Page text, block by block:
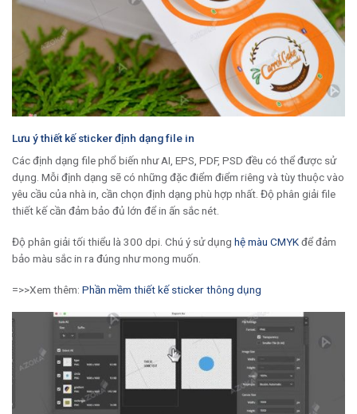
Lưu ý thiết kế sticker định dạng file in
Các định dạng file phổ biến như AI, EPS, PDF, PSD đều có thể được sử
dụng. Mỗi định dạng sẽ có những đặc điểm điểm riêng và tùy thuộc vào
yêu cầu của nhà in, cần chọn định dạng phù hợp nhất. Độ phân giải file
thiết kế cần đảm bảo đủ lớn để in ấn sắc nét.
Độ phân giải tối thiểu là 300 dpi. Chú ý sử dụng hệ màu CMYKđể đảm
bảo màu sắc in ra đúng như mong muốn.
=>>Xem thêm: Phần mềm thiết kế sticker thông dụng